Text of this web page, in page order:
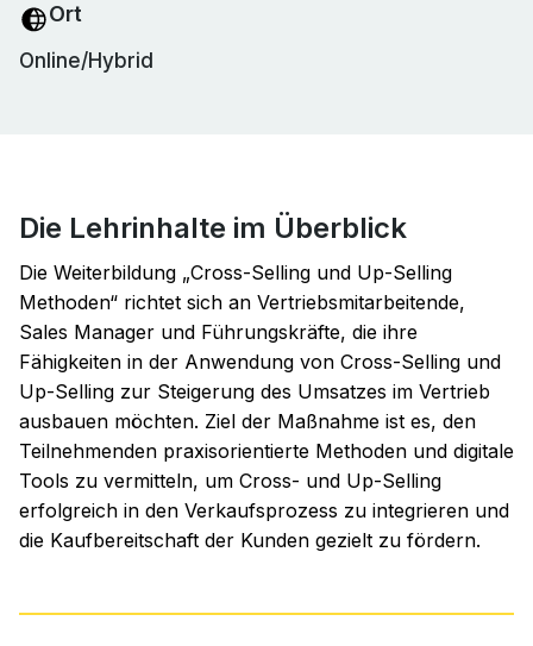
Ort
Online/Hybrid
Die Lehrinhalte im Überblick
Die Weiterbildung „Cross-Selling und Up-Selling
Methoden“ richtet sich an Vertriebsmitarbeitende,
Sales Manager und Führungskräfte, die ihre
Fähigkeiten in der Anwendung von Cross-Selling und
Up-Selling zur Steigerung des Umsatzes im Vertrieb
ausbauen möchten. Ziel der Maßnahme ist es, den
Teilnehmenden praxisorientierte Methoden und digitale
Tools zu vermitteln, um Cross- und Up-Selling
erfolgreich in den Verkaufsprozess zu integrieren und
die Kaufbereitschaft der Kunden gezielt zu fördern.